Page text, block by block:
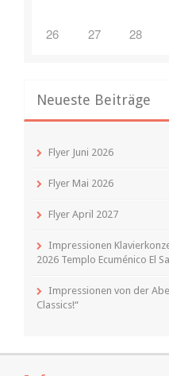
26 27 28
Neueste Beiträge
Flyer Juni 2026
Flyer Mai 2026
Flyer April 2027
Impressionen
2026 Templo Ecuménico El
Impressionen von der
Classics!“